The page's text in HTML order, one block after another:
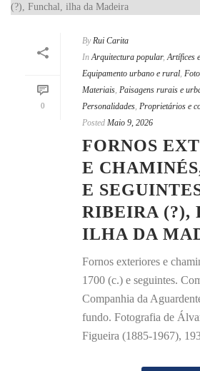
0
By Rui Carita
In Arquitectura popular,Artífices
Equipamento urbano e rural,
Materiais, Paisagens rurais e
Personalidades, Proprietários e
Posted Maio 9, 2026
FORNOS
E
E
RIBEIRA (?),
ILHA DA
Fornos exteriores e
1700 (c.) e seguintes.
Companhia da
fundo. Fotografia de
Figueira (1885-1967),